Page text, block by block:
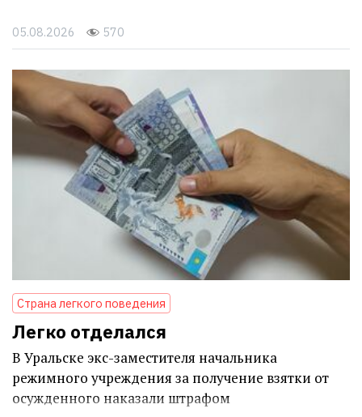
05.08.2026 570
Страна легкого поведения
Легко отделался
В Уральске экс-заместителя начальника
режимного учреждения за получение взятки от
осужденного наказали штрафом